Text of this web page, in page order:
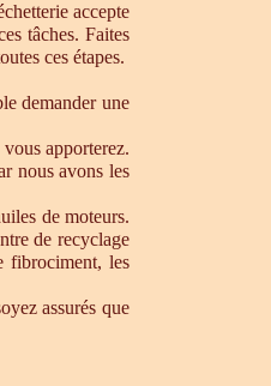
accepte
tâches. Faites
ces étapes.
demander une
apporterez.
nous avons les
de moteurs.
de recyclage
fibrociment, les
assurés que